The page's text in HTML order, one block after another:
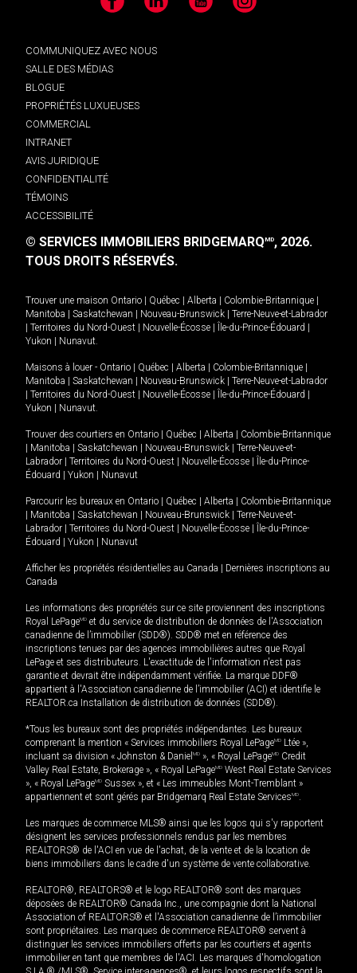
Facebook LinkedIn YouTube Instagram
COMMUNIQUEZ AVEC NOUS
SALLE DES MÉDIAS
BLOGUE
PROPRIÉTÉS LUXUEUSES
COMMERCIAL
INTRANET
AVIS JURIDIQUE
CONFIDENTIALITÉ
TÉMOINS
ACCESSIBILITÉ
© SERVICES IMMOBILIERS BRIDGEMARQMD, 2026.
TOUS DROITS RÉSERVÉS.
Trouver une maison Ontario Québec Alberta Colombie-Britannique
Manitoba
Saskatchewan Nouveau-Brunswick
Terre-Neuve-et-Labrador
Territoires du Nord-Ouest Nouvelle-Écosse Île-du-Prince-Édouard
Yukon
Nunavut.
Maisons à louer - Ontario Québec Alberta Colombie-Britannique
Manitoba
Saskatchewan Nouveau-Brunswick
Terre-Neuve-et-Labrador
Territoires du Nord-Ouest Nouvelle-Écosse Île-du-Prince-Édouard
Yukon
Nunavut.
Trouver des courtiers en Ontario Québec Alberta
Colombie-Britannique
Manitoba Saskatchewan Nouveau-Brunswick
Terre-Neuve-et-
Labrador
Territoires du Nord-Ouest Nouvelle-Écosse
Île-du-Prince-
Édouard
Yukon Nunavut
Parcourir les bureaux en Ontario Québec Alberta
Colombie-Britannique
Manitoba Saskatchewan Nouveau-Brunswick
Terre-Neuve-et-
Labrador
Territoires du Nord-Ouest Nouvelle-Écosse
Île-du-Prince-
Édouard
Yukon Nunavut
Afficher les propriétés résidentielles au Canada
Dernières inscriptions au
Canada
Les informations des propriétés sur ce site proviennent des inscriptions
Royal LePageMD et du service de distribution de données de l'Association
canadienne de l’immobilier (SDD®). SDD® met en référence des
inscriptions tenues par des agences immobilières autres que Royal
LePage et ses distributeurs. L'exactitude de l'information n'est pas
garantie et devrait être indépendamment vérifiée. La marque DDF®
appartient à l'Association canadienne de l’immobilier (ACI) et identifie le
REALTOR.ca Installation de distribution de données (SDD®).
*Tous les bureaux sont des propriétés indépendantes. Les bureaux
comprenant la mention « Services immobiliers Royal LePageMD Ltée »,
incluant sa division « Johnston & Daniel MD », « Royal LePageMD Credit
Valley Real Estate, Brokerage », « Royal LePageMD West Real Estate Services
», « Royal LePageMD Sussex », et « Les immeubles Mont-Tremblant »
appartiennent et sont gérés par Bridgemarq Real Estate ServicesMD.
Les marques de commerce MLS® ainsi que les logos qui s'y rapportent
désignent les services professionnels rendus par les membres
REALTORS® de l'ACI en vue de l'achat, de la vente et de la location de
biens immobiliers dans le cadre d'un système de vente collaborative.
REALTOR®, REALTORS® et le logo REALTOR® sont des marques
déposées de REALTOR® Canada Inc., une compagnie dont la National
Association of REALTORS® et l'Association canadienne de l’immobilier
sont propriétaires. Les marques de commerce REALTOR® servent à
distinguer les services immobiliers offerts par les courtiers et agents
immobilier en tant que membres de l'ACI. Les marques d'homologation